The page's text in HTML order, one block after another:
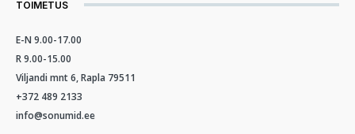
TOIMETUS
E-N 9.00-17.00
R 9.00-15.00
Viljandi mnt 6, Rapla 79511
+372 489 2133
info@sonumid.ee